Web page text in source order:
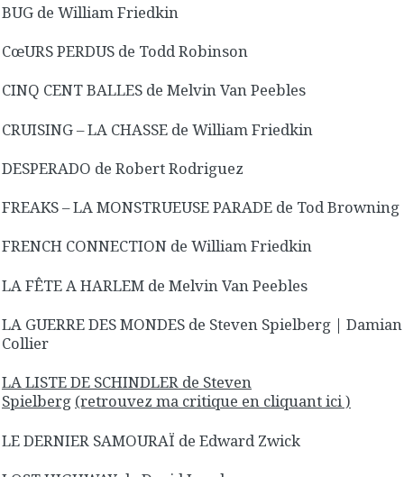
BUG de William Friedkin
CœURS PERDUS de Todd Robinson
CINQ CENT BALLES de Melvin Van Peebles
CRUISING – LA CHASSE de William Friedkin
DESPERADO de Robert Rodriguez
FREAKS – LA MONSTRUEUSE PARADE de Tod Browning
FRENCH CONNECTION de William Friedkin
LA FÊTE A HARLEM de Melvin Van Peebles
LA GUERRE DES MONDES de Steven Spielberg | Damian
Collier
LA LISTE DE SCHINDLER de Steven
Spielberg (retrouvez ma critique en cliquant ici )
LE DERNIER SAMOURAÏ de Edward Zwick